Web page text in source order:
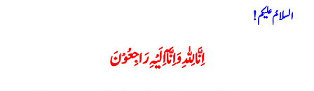
السلامُ علیکم!
اِنَّا لِلّٰہِ وَاِنَّآ اِلَیْہِ رَاجِعُوْنَ